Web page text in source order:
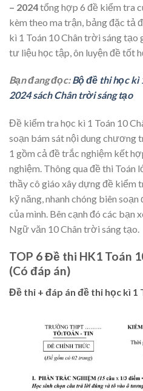
– 2024tổng hợp 6 đề kiểm tra
kèm theo ma trận, bảng đặc tả
kì 1 Toán 10 Chân trời sáng tạo
tư liệu học tập, ôn luyện đề tốt
Bạn đang đọc:Bộ đề thi học kì
2024 sách Chân trời sáng tạo
Đề kiểm tra học kì 1 Toán 10
soạn bám sát nội dung chương
1 gồm cả đề trắc nghiệm kết
nghiệm. Thông qua đề thi Toán
thầy cô giáo xây dựng đề kiểm
kỹ năng, nhanh chóng biên soạn
của mình. Bên cạnh đó các bạn
Ngữ văn 10 Chân trời sáng tạo.
TOP 6 Đề thi HK1 Toán
(Có đáp án)
Đề thi + đáp án đề thi học kì 1